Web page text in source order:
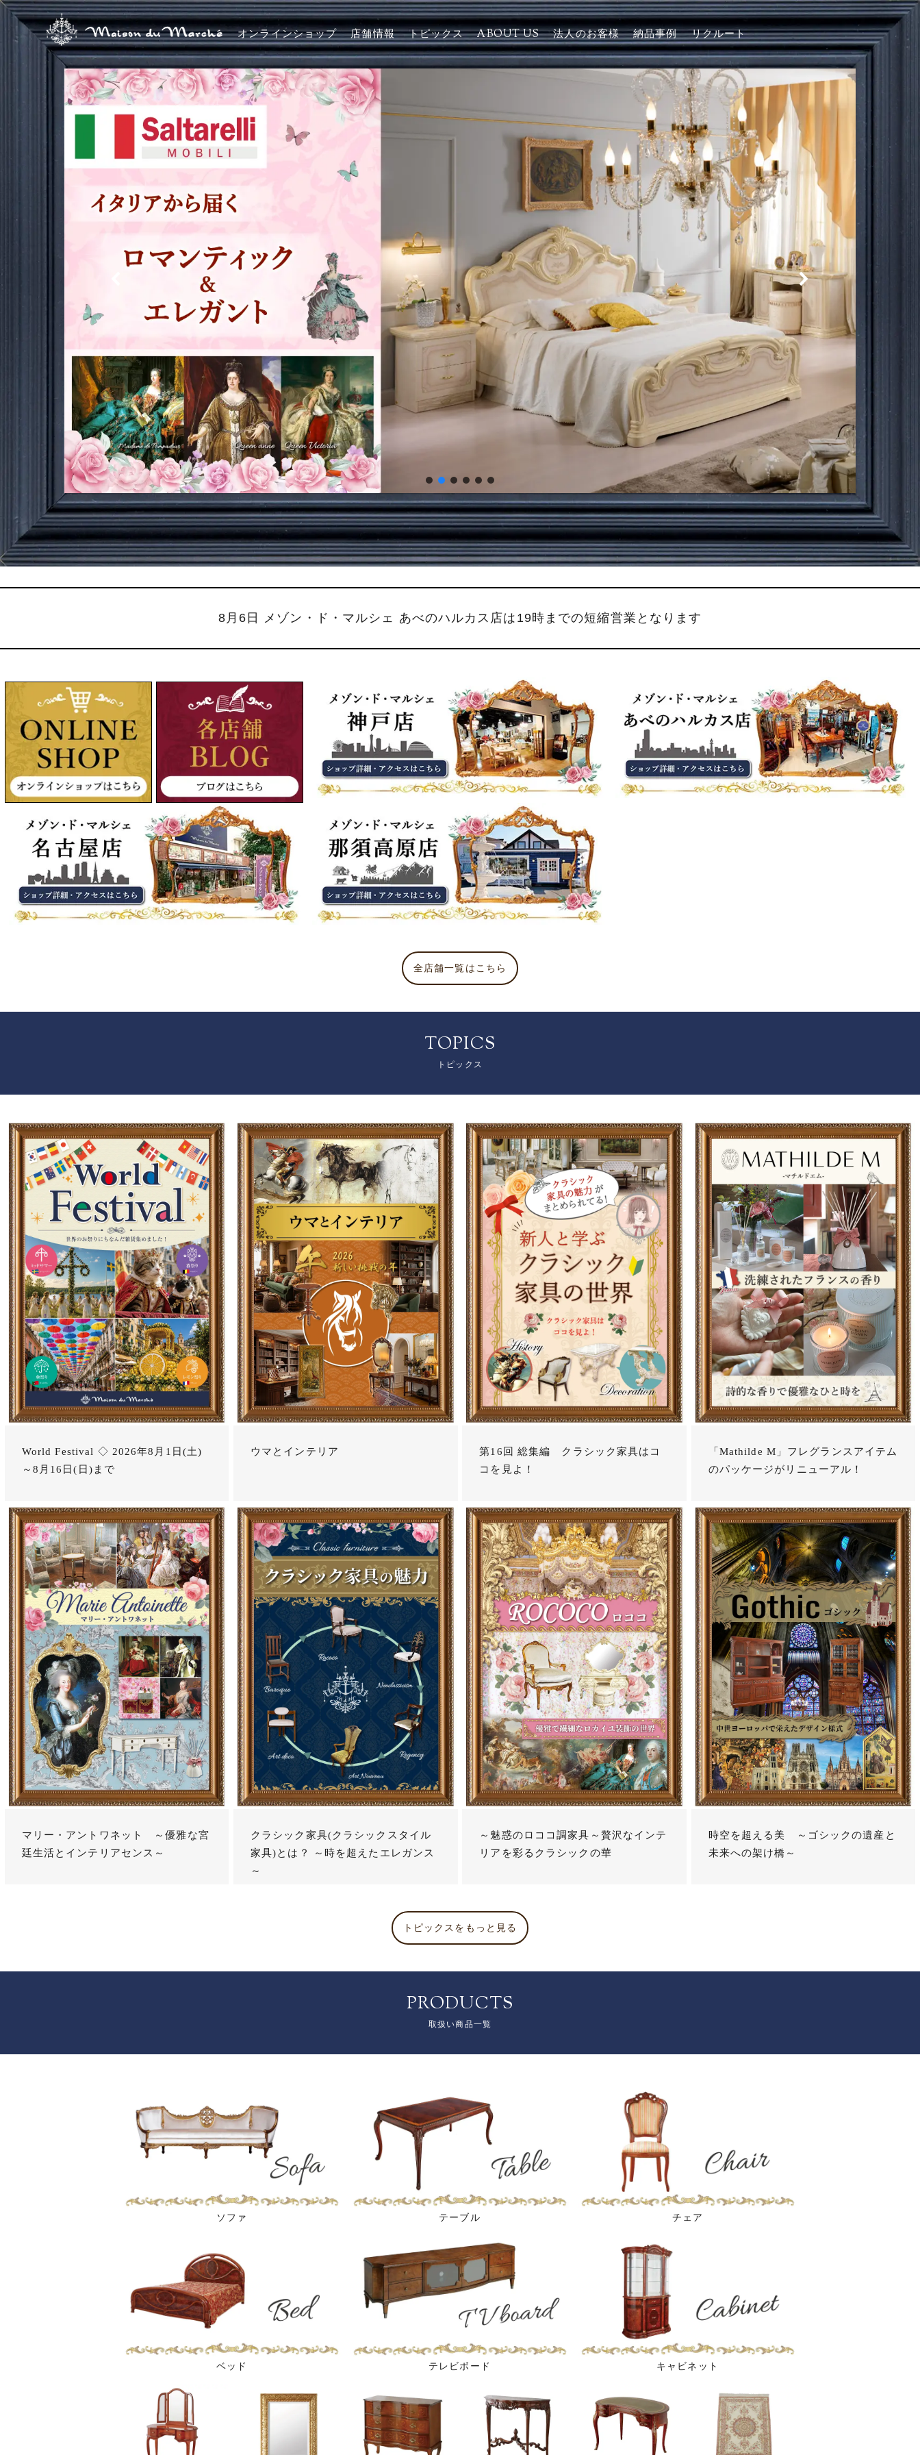
オンラインショップ 店舗情報 トピックス ABOUT US 法人のお客様 納品事例 リクルート
8月6日 メゾン・ド・マルシェ あべのハルカス店は19時までの短縮営業となります
全店舗一覧はこちら
TOPICS
トピックス
World Festival ◇ 2026年8月1日(土)
～8月16日(日)まで
ウマとインテリア
第16回 総集編 クラシック家具はコ
コを見よ！
「Mathilde M」フレグランスアイテム
のパッケージがリニューアル！
マリー・アントワネット ～優雅な宮
廷生活とインテリアセンス～
クラシック家具(クラシックスタイル
家具)とは？ ～時を超えたエレガンス
～
～魅惑のロココ調家具～贅沢なインテ
リアを彩るクラシックの華
時空を超える美 ～ゴシックの遺産と
未来への架け橋～
トピックスをもっと見る
PRODUCTS
取扱い商品一覧
ソファ テーブル チェア
ベッド テレビボード キャビネット